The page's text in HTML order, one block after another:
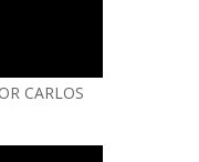
CARLOS